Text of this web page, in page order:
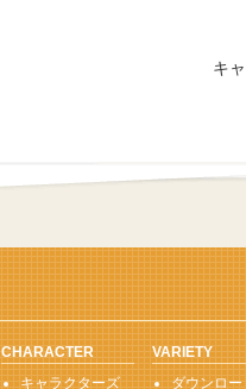
キ
CHARACTER
キャラクターズ
VARIETY
ダウンロ